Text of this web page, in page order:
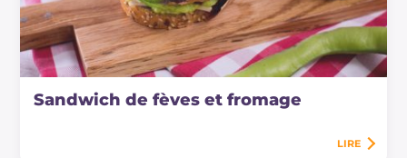
Sandwich de fèves et fromage
LIRE